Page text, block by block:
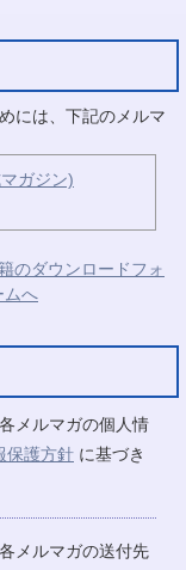
には、下記のメルマ
ガジン)
メルマガの個人情
保護方針 に基づき
メルマガの送付先